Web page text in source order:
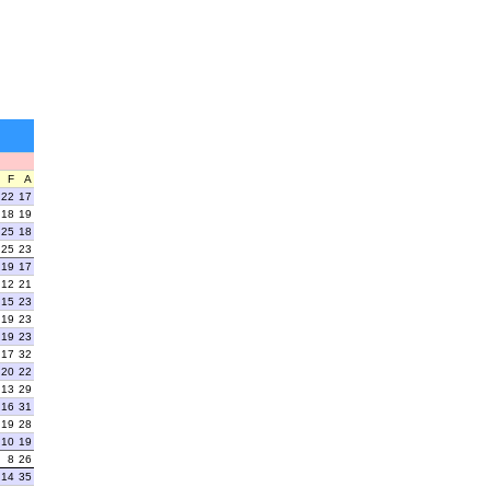
F
A
22 17
18 19
25 18
25 23
19 17
12 21
15 23
19 23
19 23
17 32
20 22
13 29
16 31
19 28
10 19
8 26
14 35